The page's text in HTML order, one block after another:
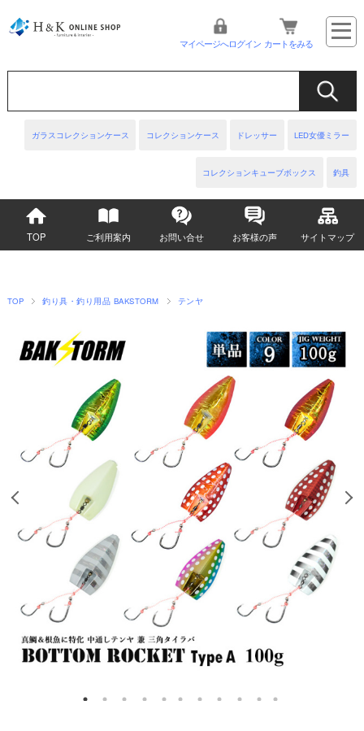
ガラスコレクションケース コレクションケース ドレッサー LED女優ミラー
コレクションキューブボックス 釣具
マイページへログイン カートをみる
TOP ご利用案内 お問い合せ お客様の声 サイトマップ
TOP 釣り具・釣り用品 BAKSTORM テンヤ